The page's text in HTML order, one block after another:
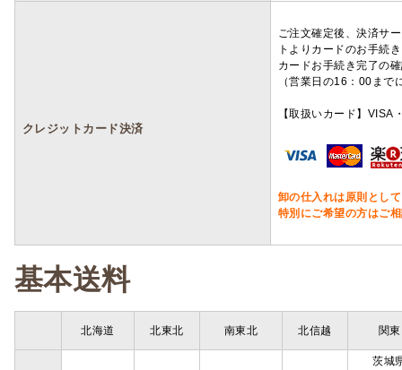
クレジットカード決済
ご注文確定後、決済サ
トよりカードのお手続
カードお手続き完了の
（営業日の16：00ま
【取扱いカード】
卸の仕入れは原則とし
特別にご希望の方はご
基本送料
北海道 北東北 南東北 北信越 関東
茨城